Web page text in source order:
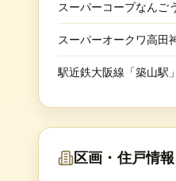
スーパーコープなんご
スーパーオークワ高田
駅近鉄大阪線「築山駅
区画・住戸情報